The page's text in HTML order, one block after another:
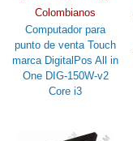
Colombianos
Computador para
punto de venta Touch
marca DigitalPos All in
One DIG-150W-v2
Core i3